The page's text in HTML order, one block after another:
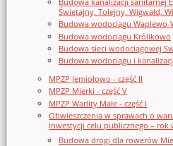
Świętajny, Tolejny, Wigwałd,
Budowa wodociągu Waplewo-
Budowa wodociągu Królikowo
Budowa sieci wodociągowej
Budowa wodociągu i
MPZP Jemiołowo - część II
MPZP Mierki - część V
MPZP Warlity Małe - część I
Obwieszczenia w sprawach o
inwestycji celu publicznego – rok
Budowa drogi dla rowerów